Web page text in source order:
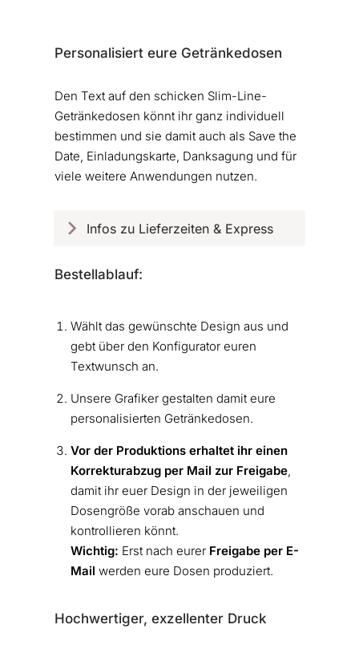
Personalisiert eure Getränkedosen
Den Text auf den schicken Slim-Line-
Getränkedosen könnt ihr ganz individuell
bestimmen und sie damit auch als Save the
Date, Einladungskarte, Danksagung und für
viele weitere Anwendungen nutzen.
Infos zu Lieferzeiten & Express
Bestellablauf:
Wählt das gewünschte Design aus und
gebt über den Konfigurator euren
Textwunsch an.
Unsere Grafiker gestalten damit eure
personalisierten Getränkedosen.
Vor der Produktions erhaltet ihr einen
Korrekturabzug per Mail zur Freigabe,
damit ihr euer Design in der jeweiligen
Dosengröße vorab anschauen und
kontrollieren könnt.
Wichtig: Erst nach eurer Freigabeper E-
Mail werden eure Dosen produziert.
Hochwertiger, exzellenter Druck